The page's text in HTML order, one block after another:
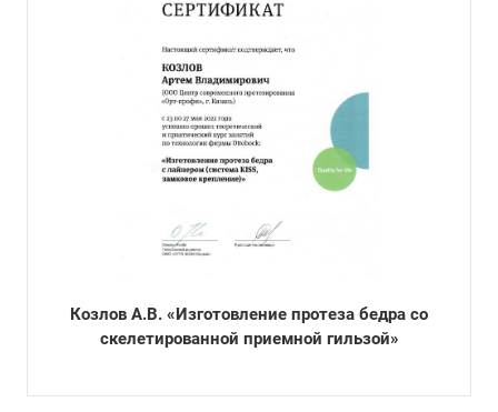
Козлов А.В. «Изготовление протеза бедра со
скелетированной приемной гильзой»